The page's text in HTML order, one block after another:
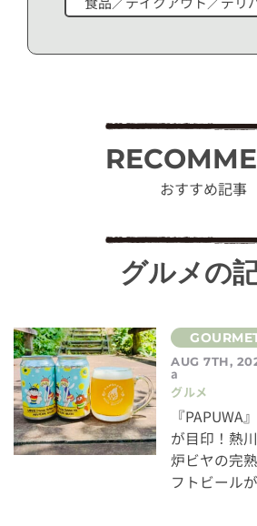
おすすめ記事
グルメの
AUG 7TH,
a
グルメ
『PAPUWA
が目印！熱
炉ビヤの完
フトビール